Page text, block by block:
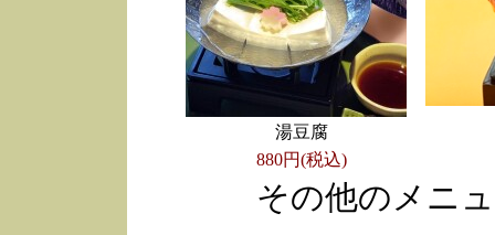
湯豆腐
880円(税込)
その他のメニ